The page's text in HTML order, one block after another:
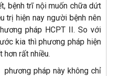
bệnh trĩ nội muốn chữa dứt
trị hiện nay người bệnh nên
pháp HCPT II. So với
kia thì phương pháp hiện
hơn rất nhiều.
pháp này không chỉ